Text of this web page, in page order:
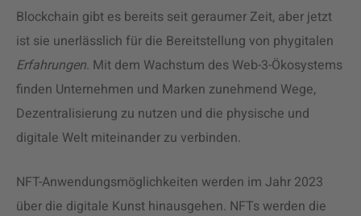
Blockchain gibt es bereits seit geraumer Zeit, aber jetzt
ist sie unerlässlich für die Bereitstellung von phygitalen
Erfahrungen. Mit dem Wachstum des Web-3-Ökosystems
finden Unternehmen und Marken zunehmend Wege,
Dezentralisierung zu nutzen und die physische und
digitale Welt miteinander zu verbinden.
NFT-Anwendungsmöglichkeiten werden im Jahr 2023
über die digitale Kunst hinausgehen. NFTs werden die